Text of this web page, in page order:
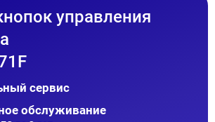
управления
сервис
обслуживание